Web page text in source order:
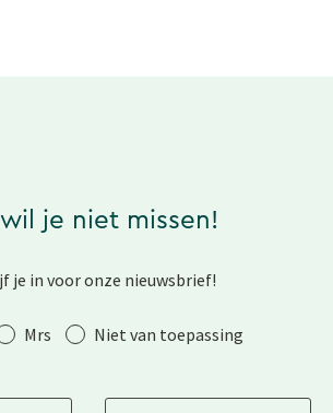
je niet missen!
je in voor onze nieuwsbrief!
Mrs Niet van toepassing